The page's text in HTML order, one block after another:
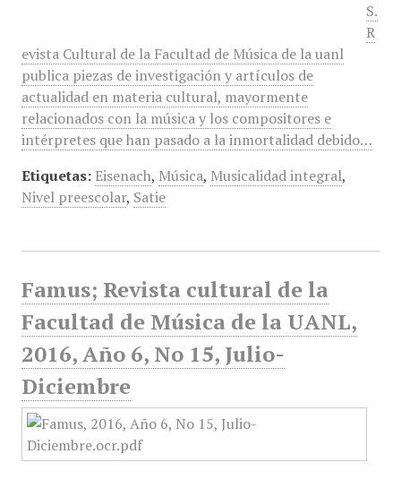
S.
R
evista Cultural de la Facultad de Música de la uanl
publica piezas de investigación y artículos de
actualidad en materia cultural, mayormente
relacionados con la música y los compositores e
intérpretes que han pasado a la inmortalidad debido…
Etiquetas: Eisenach, Música, Musicalidad integral,
Nivel preescolar, Satie
Famus; Revista cultural de la
Facultad de Música de la UANL,
2016, Año 6, No 15, Julio-
Diciembre